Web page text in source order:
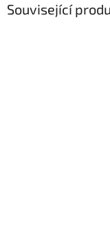
Související